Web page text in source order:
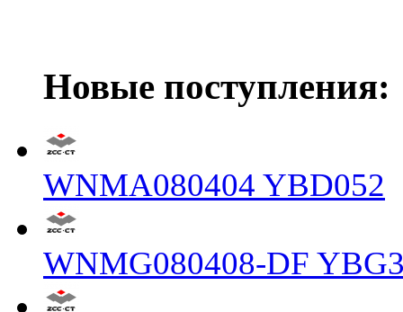
Новые поступления:
WNMA080404 YBD052
WNMG080408-DF